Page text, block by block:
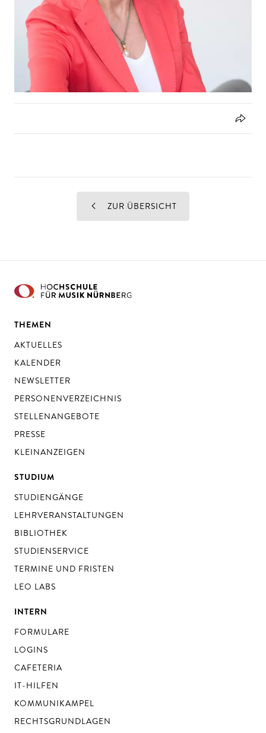
ZUR ÜBERSICHT
THEMEN
AKTUELLES
KALENDER
NEWSLETTER
PERSONENVERZEICHNIS
STELLENANGEBOTE
PRESSE
KLEINANZEIGEN
STUDIUM
STUDIENGÄNGE
LEHRVERANSTALTUNGEN
BIBLIOTHEK
STUDIENSERVICE
TERMINE UND FRISTEN
LEO LABS
INTERN
FORMULARE
LOGINS
CAFETERIA
IT-HILFEN
KOMMUNIKAMPEL
RECHTSGRUNDLAGEN